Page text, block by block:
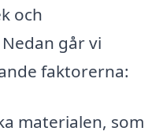
och
går vi
faktorerna:
materialen, som